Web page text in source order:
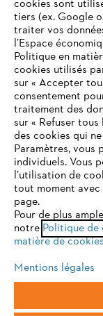
Contact
Politique de
Mentions légales
Informations
België/Belgique
VAT Number: BE
VOTRE
N'EST
Vous utilisez un
en charge, et
peuvent
optimale de
l'un des
firefox
cookies sont
tiers (ex. Google
traiter vos
l’Espace
Politique en
cookies utilisés
sur « Accepter
consentement
traitement des
sur « Refuser
des cookies qui
Paramètres, vous
individuels. Vous
l’utilisation de
tout moment avec
page.
Pour de plus
notre Politique
matière de
Mentions légales